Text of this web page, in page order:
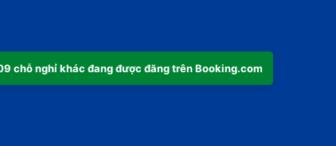
chỗ nghỉ khác đang được đăng trên Booking.com